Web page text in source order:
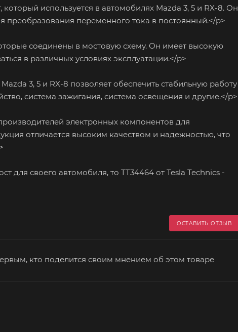
используется в автомобилях Mazda 3, 5 и RX-8. Он
преобразования переменного тока в постоянный.</p>
соединены в мостовую схему. Он имеет высокую
в различных условиях эксплуатации.</p>
3, 5 и RX-8 позволяет обеспечить стабильную работу
система зажигания, система освещения и другие.</p>
электронных компонентов для
отличается высоким качеством и надежностью, что
своего автомобиля, то TT34464 от Tesla Technics -
ОСТАВИТЬ ОТЗЫВ
кто поделится своим мнением об этом товаре